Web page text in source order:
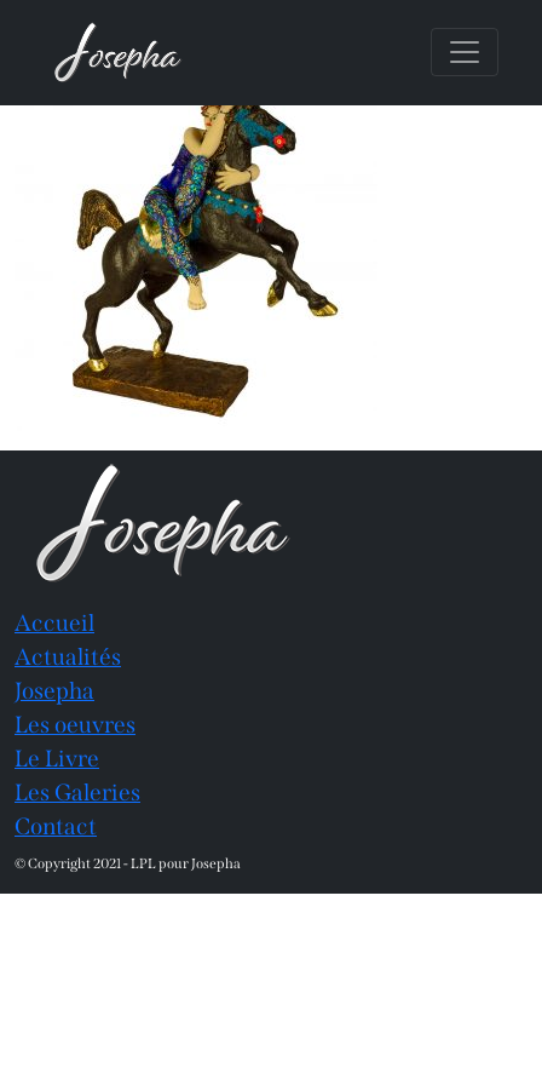
Accueil
Actualités
Josepha
Les oeuvres
Le Livre
Les Galeries
Contact
© Copyright 2021 - LPL pour Josepha